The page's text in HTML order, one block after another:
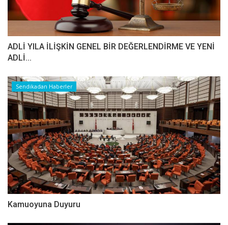
ADLİ YILA İLİŞKİN GENEL BİR DEĞERLENDİRME VE YENİ
ADLİ...
Sendikadan Haberler
Kamuoyuna Duyuru